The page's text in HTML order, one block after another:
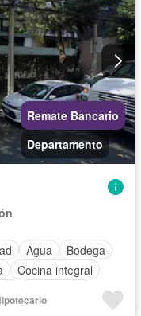
Remate Bancario
Departamento
Agua
Bodega
Cocina integral